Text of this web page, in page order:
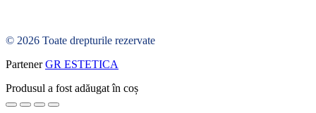
© 2026 Toate drepturile rezervate
PartenerGR ESTETICA
Produsul a fost adăugat în coș